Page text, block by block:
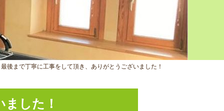
後まで丁寧に工事をして頂き、ありがとうございました！
ました！